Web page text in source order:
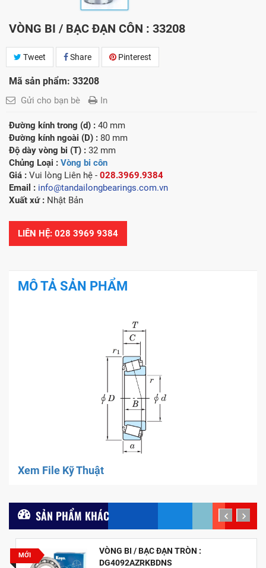
VÒNG BI / BẠC ĐẠN CÔN : 33208
Tweet Share Pinterest
Mã sản phẩm: 33208
Gửi cho bạn bè In
Đường kính trong (d) : 40 mm
Đường kính ngoài (D) : 80 mm
Độ dày vòng bi (T) : 32 mm
Chủng Loại : Vòng bi côn
Giá : Vui lòng Liên hệ - 028.3969.9384
Email : info@tandailongbearings.com.vn
Xuất xứ : Nhật Bản
LIÊN HỆ: 028 3969 9384
MÔ TẢ SẢN PHẨM
Xem File Kỹ Thuật
SẢN PHẨM KHÁC
MỚI
VÒNG BI / BẠC ĐẠN TRÒN :
DG4092AZRKBDNS
prev next